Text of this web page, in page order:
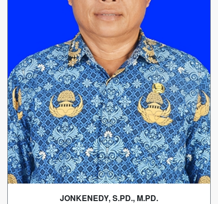
JONKENEDY, S.PD., M.PD.